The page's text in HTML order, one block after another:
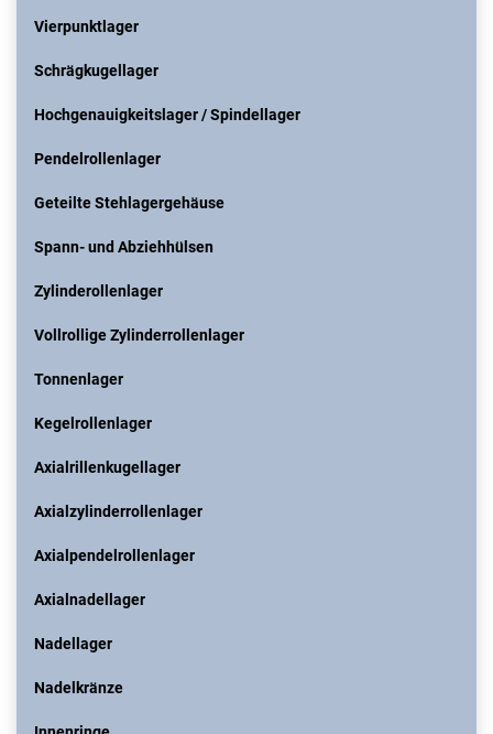
Vierpunktlager
Schrägkugellager
Hochgenauigkeitslager / Spindellager
Pendelrollenlager
Geteilte Stehlagergehäuse
Spann- und Abziehhülsen
Zylinderollenlager
Vollrollige Zylinderrollenlager
Tonnenlager
Kegelrollenlager
Axialrillenkugellager
Axialzylinderrollenlager
Axialpendelrollenlager
Axialnadellager
Nadellager
Nadelkränze